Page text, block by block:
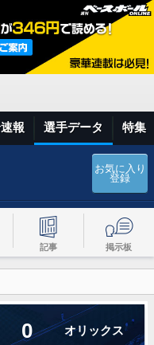
報 選手データ 特集
お気に入り
登録
記事 掲示板
0 オリックス